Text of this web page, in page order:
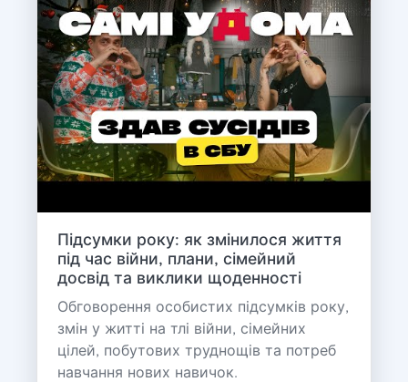
Підсумки року: як змінилося життя
під час війни, плани, сімейний
досвід та виклики щоденності
Обговорення особистих підсумків року,
змін у житті на тлі війни, сімейних
цілей, побутових труднощів та потреб
навчання нових навичок.